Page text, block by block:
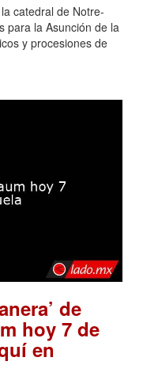
catedral de Notre-
para la Asunción de la
y procesiones de
de
hoy 7 de
en